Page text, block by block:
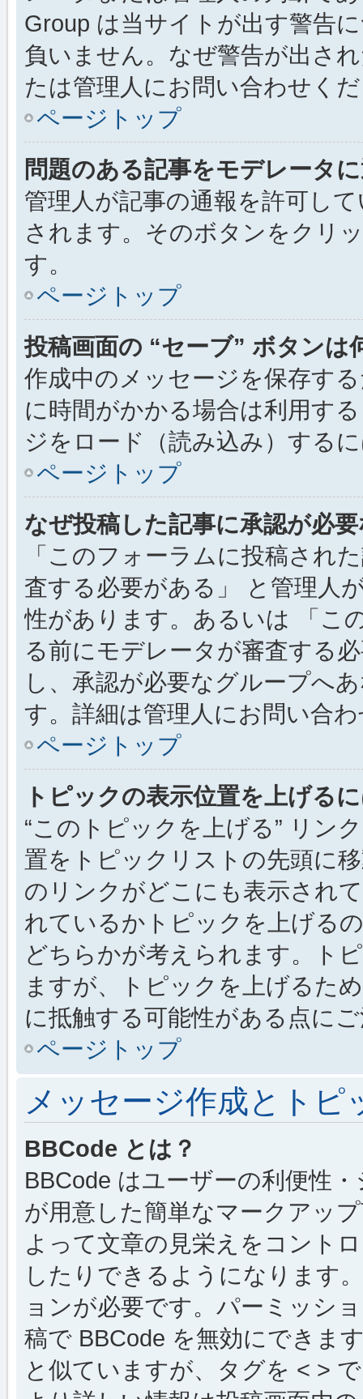
Group は当サイトが出す警告
負いません。なぜ警告が出さ
たは管理人にお問い合わせく
ページトップ
問題のある記事をモデレータ
管理人が記事の通報を許可し
されます。そのボタンをクリ
す。
ページトップ
投稿画面の “セーブ” ボタンは
作成中のメッセージを保存す
に時間がかかる場合は利用す
ジをロード（読み込み）する
ページトップ
なぜ投稿した記事に承認が必
「このフォーラムに投稿され
査する必要がある」 と管理人
性があります。あるいは 「こ
る前にモデレータが審査する
し、承認が必要なグループへ
す。詳細は管理人にお問い合
ページトップ
トピックの表示位置を上げる
“このトピックを上げる” リン
置をトピックリストの先頭に
のリンクがどこにも表示され
れているかトピックを上げる
どちらかが考えられます。ト
ますが、トピックを上げるた
に抵触する可能性がある点に
ページトップ
メッセージ作成とトピ
BBCode とは？
BBCode はユーザーの利便性
が用意した簡単なマークアッ
よって文章の見栄えをコント
したりできるようになります
ョンが必要です。パーミッシ
稿で BBCode を無効にできま
と似ていますが、タグを < >